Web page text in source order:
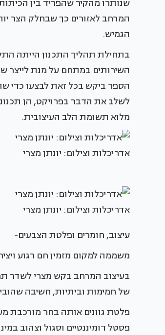
שנותרו מהקיר שהפריד בין
המרחב לאזורים כך שבחלק הצר
הגמיש.
בתחילת תהליך התכנון הייתה
השירותים במתחם על מנת לייצר
הספר ביקש בכל זאת לבצעו כדי
לשלב את הדבר בפרויקט, הן
מלוא תשומת הלב העיצובית.
אדריכלות וצילום: יונתן מצרי
אדריכלות וצילום: יונתן מצרי
עיצוב, חומרים ופלטת הצבעים-
משממה למקום מזמין חם רגוע
בעיצוב המרחב בקש מצרי לשדר
של חמימות וביתיות, חשיבה
פלטת גוונים אותה בחר מורכבת
פסטל דומיננטיים וסגול וצהוב